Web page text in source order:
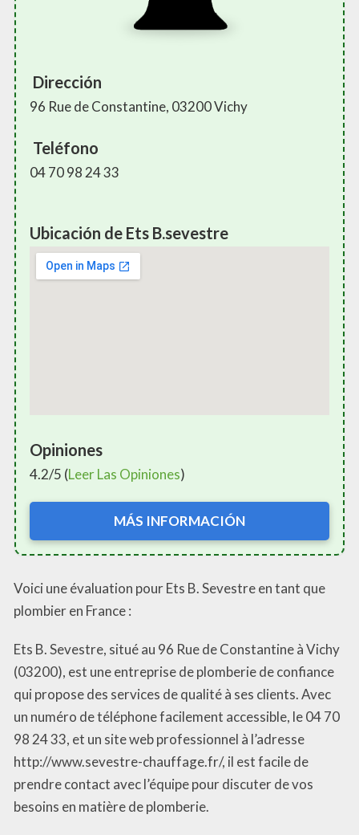
Dirección
96 Rue de Constantine, 03200 Vichy
Teléfono
04 70 98 24 33
Ubicación de Ets B.sevestre
Opiniones
4.2/5 (Leer Las Opiniones)
MÁS INFORMACIÓN
Voici une évaluation pour Ets B. Sevestre en tant que
plombier en France :
Ets B. Sevestre, situé au 96 Rue de Constantine à Vichy
(03200), est une entreprise de plomberie de confiance
qui propose des services de qualité à ses clients. Avec
un numéro de téléphone facilement accessible, le 04 70
98 24 33, et un site web professionnel à l’adresse
http://www.sevestre-chauffage.fr/, il est facile de
prendre contact avec l’équipe pour discuter de vos
besoins en matière de plomberie.